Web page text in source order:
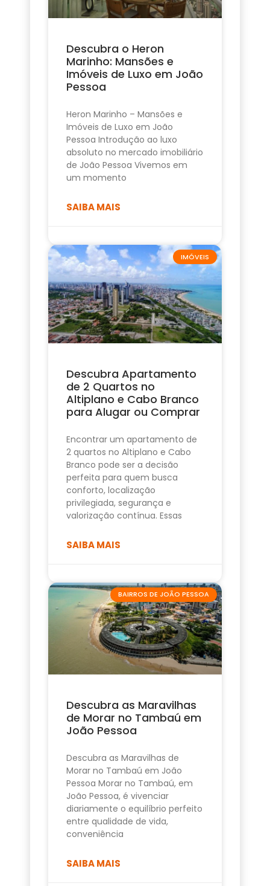
Descubra o Heron
Marinho: Mansões e
Imóveis de Luxo em João
Pessoa
Heron Marinho – Mansões e
Imóveis de Luxo em João
Pessoa Introdução ao luxo
absoluto no mercado imobiliário
de João Pessoa Vivemos em
um momento
SAIBA MAIS
IMÓVEIS
Descubra Apartamento
de 2 Quartos no
Altiplano e Cabo Branco
para Alugar ou Comprar
Encontrar um apartamento de
2 quartos no Altiplano e Cabo
Branco pode ser a decisão
perfeita para quem busca
conforto, localização
privilegiada, segurança e
valorização contínua. Essas
SAIBA MAIS
BAIRROS DE JOÃO PESSOA
Descubra as Maravilhas
de Morar no Tambaú em
João Pessoa
Descubra as Maravilhas de
Morar no Tambaú em João
Pessoa Morar no Tambaú, em
João Pessoa, é vivenciar
diariamente o equilíbrio perfeito
entre qualidade de vida,
conveniência
SAIBA MAIS